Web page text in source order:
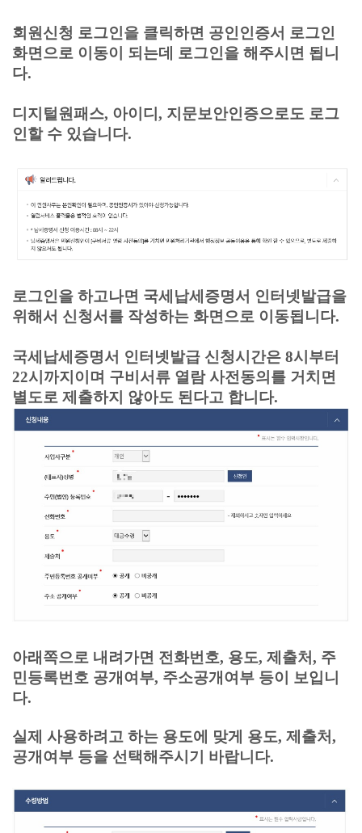
회원신청 로그인을 클릭하면 공인인증서 로그인
화면으로 이동이 되는데 로그인을 해주시면 됩니
다.
디지털원패스, 아이디, 지문보안인증으로도 로그
인할 수 있습니다.
로그인을 하고나면 국세납세증명서 인터넷발급을
위해서 신청서를 작성하는 화면으로 이동됩니다.
국세납세증명서 인터넷발급 신청시간은 8시부터
22시까지이며 구비서류 열람 사전동의를 거치면
별도로 제출하지 않아도 된다고 합니다.
아래쪽으로 내려가면 전화번호, 용도, 제출처, 주
민등록번호 공개여부, 주소공개여부 등이 보입니
다.
실제 사용하려고 하는 용도에 맞게 용도, 제출처,
공개여부 등을 선택해주시기 바랍니다.